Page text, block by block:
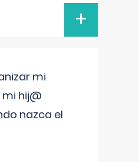
+
mi
hij@
nazca el